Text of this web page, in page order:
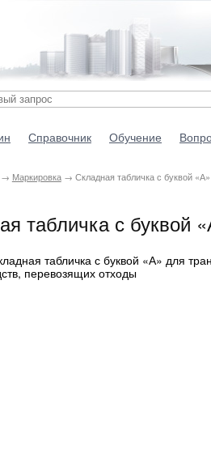
Справочник Обучение
Маркировка→ Складная табличка с буквой
табличка с буквой